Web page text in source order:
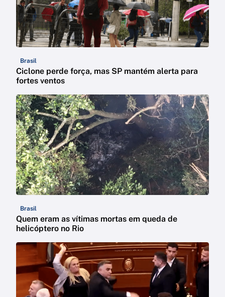
Brasil
Ciclone perde força, mas SP mantém alerta para
fortes ventos
Brasil
Quem eram as vítimas mortas em queda de
helicóptero no Rio